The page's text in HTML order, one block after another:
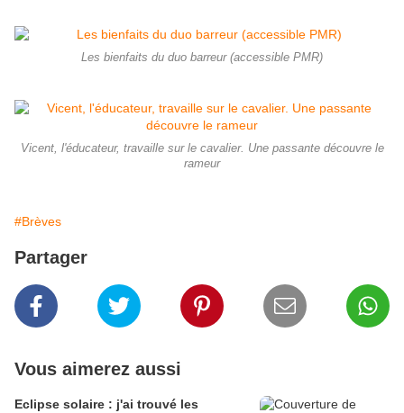
Les bienfaits du duo barreur (accessible PMR)
Vicent, l'éducateur, travaille sur le cavalier. Une passante découvre le
rameur
#Brèves
Partager
Vous aimerez aussi
Eclipse solaire : j'ai trouvé les